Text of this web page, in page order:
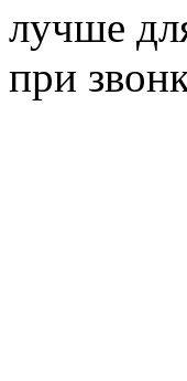
лучше
при